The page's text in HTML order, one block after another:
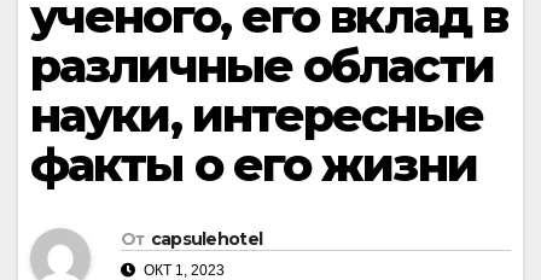
ученого, его вклад в
различные области
науки, интересные
факты о его жизни
От capsulehotel
ОКТ 1, 2023